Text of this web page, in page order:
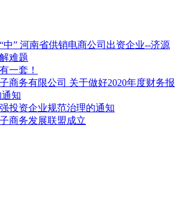
中” 河南省供销电商公司出资企业--济源
难题
一套！
商务有限公司 关于做好2020年度财务报
知
投资企业规范治理的通知
商务发展联盟成立